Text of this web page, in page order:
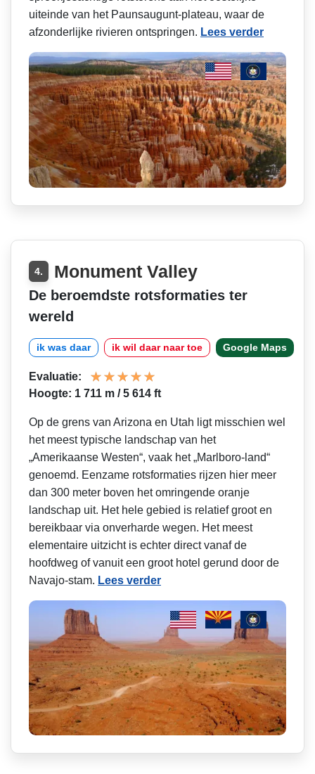
uiteinde van het Paunsaugunt-plateau, waar de
afzonderlijke rivieren ontspringen. Lees verder
4. Monument Valley
De beroemdste rotsformaties ter
wereld
ik was daar ik wil daar naar toe Google Maps
Evaluatie:
Hoogte: 1 711 m / 5 614 ft
Op de grens van Arizona en Utah ligt misschien wel
het meest typische landschap van het
„Amerikaanse Westen“, vaak het „Marlboro-land“
genoemd. Eenzame rotsformaties rijzen hier meer
dan 300 meter boven het omringende oranje
landschap uit. Het hele gebied is relatief groot en
bereikbaar via onverharde wegen. Het meest
elementaire uitzicht is echter direct vanaf de
hoofdweg of vanuit een groot hotel gerund door de
Navajo-stam. Lees verder